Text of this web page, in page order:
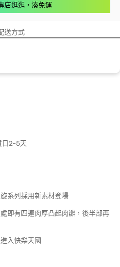
店逛逛，湊免運
送方式
日2-5天
系列採用新素材登場
即有四連肉厚凸起肉瓣，後半部再
入快樂天國